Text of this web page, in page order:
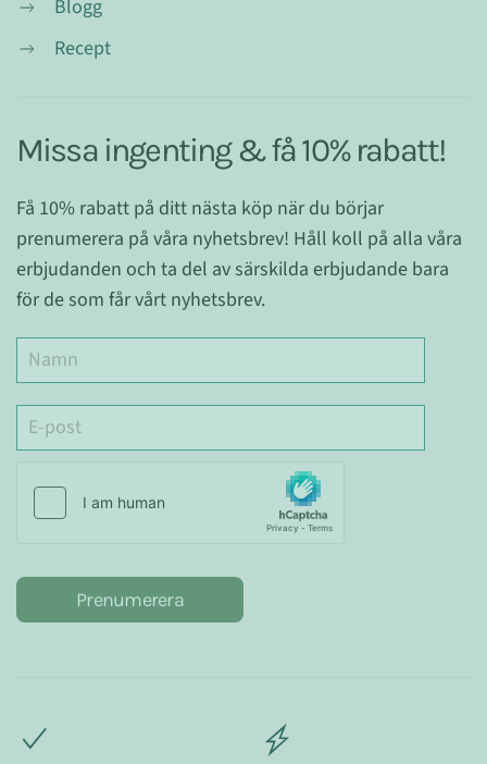
Blogg
Recept
Missa ingenting & få 10% rabatt!
Få 10% rabatt på ditt nästa köp när du börjar
prenumerera på våra nyhetsbrev! Håll koll på alla våra
erbjudanden och ta del av särskilda erbjudande bara
för de som får vårt nyhetsbrev.
Prenumerera